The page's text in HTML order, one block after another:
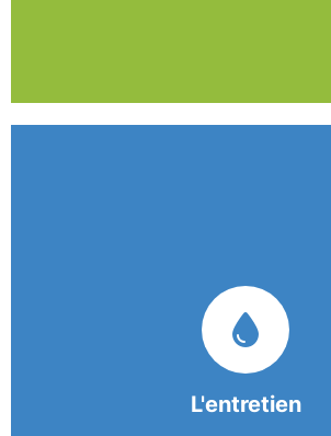
L'entretien
garantissent une prestation de
qualité.